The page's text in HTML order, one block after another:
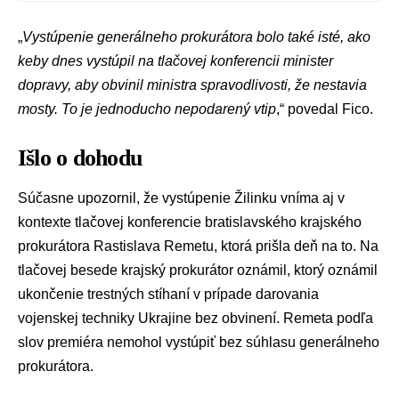
„Vystúpenie generálneho prokurátora bolo také isté, ako
keby dnes vystúpil na tlačovej konferencii minister
dopravy, aby obvinil ministra spravodlivosti, že nestavia
mosty. To je jednoducho nepodarený vtip,“ povedal Fico.
Išlo o dohodu
Súčasne upozornil, že vystúpenie Žilinku vníma aj v
kontexte tlačovej konferencie bratislavského krajského
prokurátora Rastislava Remetu, ktorá prišla deň na to. Na
tlačovej besede krajský prokurátor oznámil, ktorý oznámil
ukončenie trestných stíhaní v prípade darovania
vojenskej techniky Ukrajine bez obvinení. Remeta podľa
slov premiéra nemohol vystúpiť bez súhlasu generálneho
prokurátora.